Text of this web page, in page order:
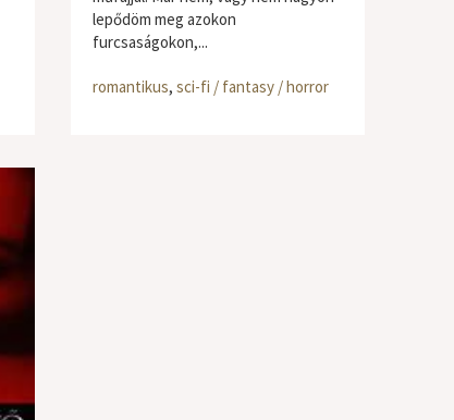
lepődöm meg azokon
furcsaságokon,...
romantikus, sci-fi / fantasy / horror